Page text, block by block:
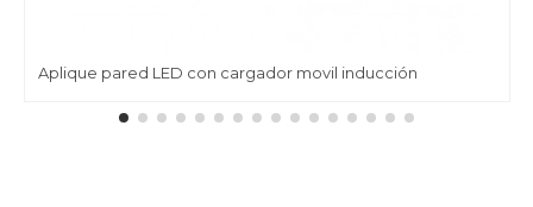
Aplique pared LED con cargador movil inducción